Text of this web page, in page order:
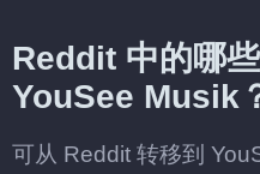
Reddit 中的哪
YouSee Musik
可从 Reddit 转移到